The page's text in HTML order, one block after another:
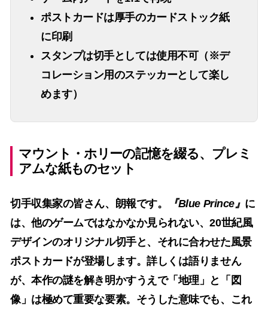
ポストカードは厚手のカードストック紙
に印刷
スタンプは切手としては使用不可（※デ
コレーション用のステッカーとして楽し
めます）
マウント・ホリーの記憶を綴る、プレミ
アムな紙ものセット
切手収集家の皆さん、朗報です。 『Blue Prince』 に
は、他のゲームではなかなか見られない、20世紀風
デザインのオリジナル切手と、それに合わせた風景
ポストカードが登場します。詳しくは語りません
が、本作の謎を解き明かすうえで「地理」と「図
像」は極めて重要な要素。そうした意味でも、これ